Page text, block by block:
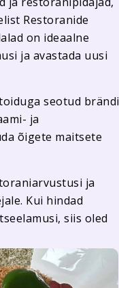
Restoranide
on ideaalne
ja avastada uusi
seotud brändi
ja
õigete maitsete
ja
Kui hindad
siis oled